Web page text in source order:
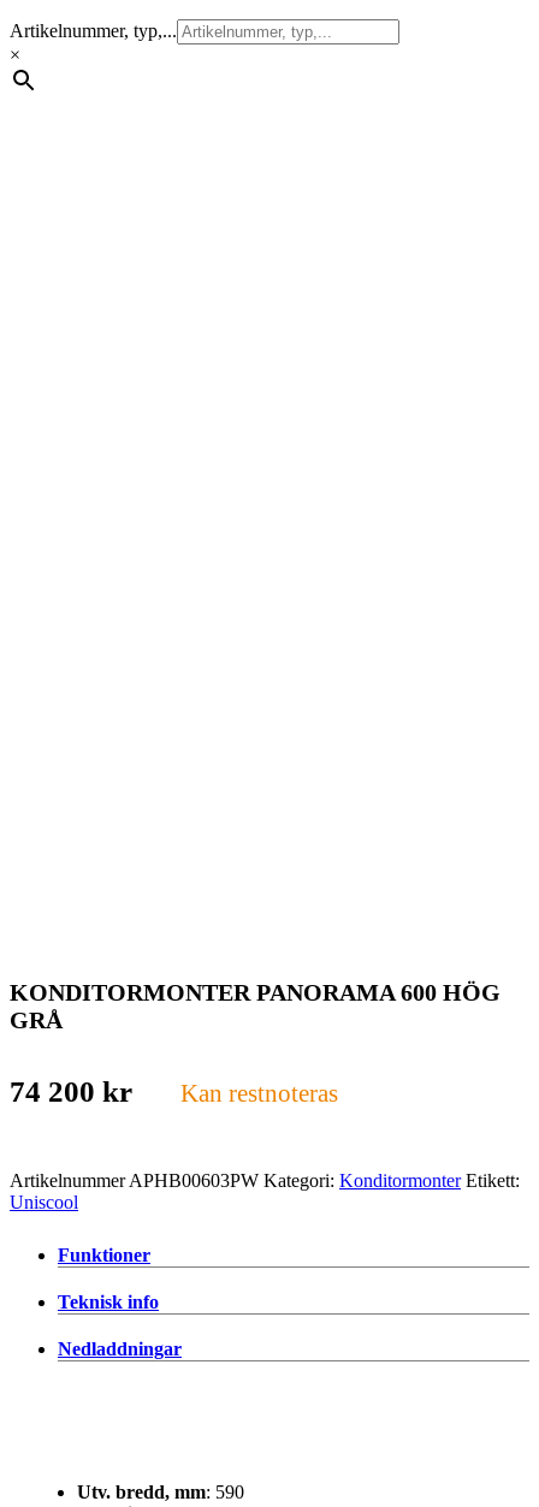
Artikelnummer, typ,...
×
KONDITORMONTER PANORAMA 600 HÖG
GRÅ
74 200 kr Kan restnoteras
ArtikelnummerAPHB00603PW Kategori: Konditormonter Etikett:
Uniscool
Funktioner
Teknisk info
Nedladdningar
Utv. bredd, mm: 590